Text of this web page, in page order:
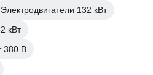
Электродвигатели 132 кВт
кВт
380 В